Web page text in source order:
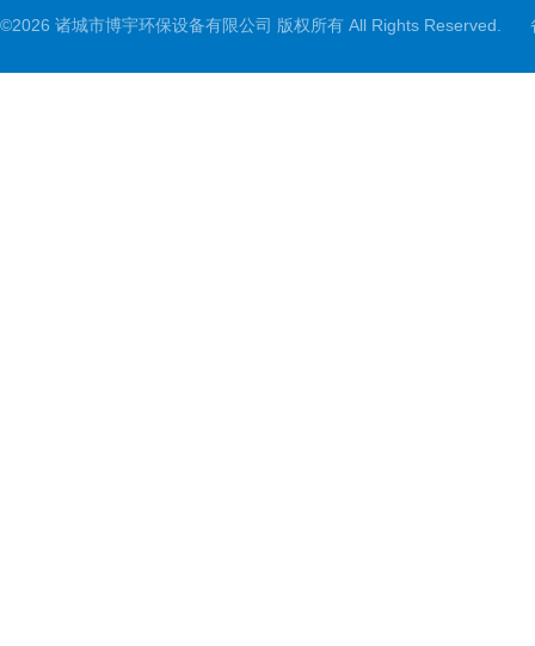
©2026 诸城市博宇环保设备有限公司 版权所有 All Rights Reserved.